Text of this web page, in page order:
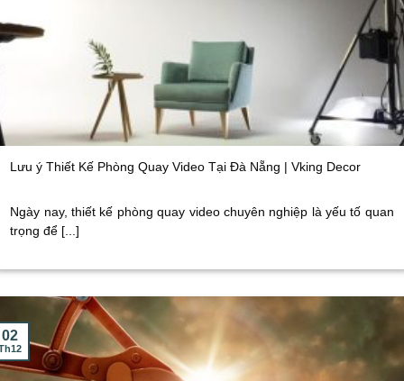
Lưu ý Thiết Kế Phòng Quay Video Tại Đà Nẵng | Vking Decor
Ngày nay, thiết kế phòng quay video chuyên nghiệp là yếu tố quan
trọng để [...]
02